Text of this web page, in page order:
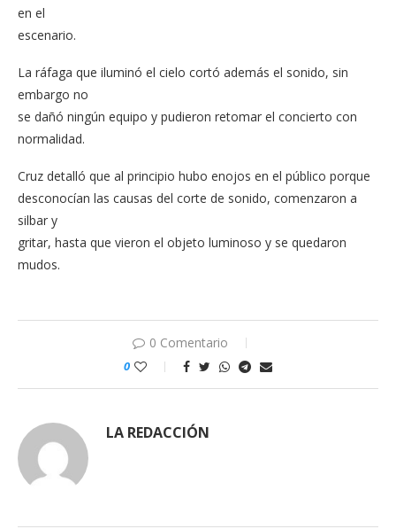
en el
escenario.
La ráfaga que iluminó el cielo cortó además el sonido, sin
embargo no
se dañó ningún equipo y pudieron retomar el concierto con
normalidad.
Cruz detalló que al principio hubo enojos en el público porque
desconocían las causas del corte de sonido, comenzaron a
silbar y
gritar, hasta que vieron el objeto luminoso y se quedaron
mudos.
0 Comentario
0
LA REDACCIÓN